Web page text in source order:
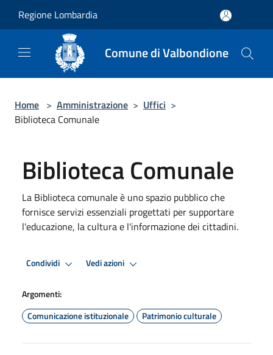
Regione Lombardia
Comune di Valbondione
Home > Amministrazione > Uffici >
Biblioteca Comunale
Biblioteca Comunale
La Biblioteca comunale è uno spazio pubblico che
fornisce servizi essenziali progettati per supportare
l'educazione, la cultura e l'informazione dei cittadini.
Condividi Vedi azioni
Argomenti:
Comunicazione istituzionale
Patrimonio culturale